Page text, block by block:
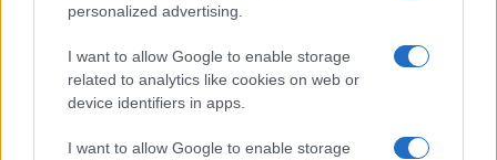
personalized advertising.
I want to allow Google to enable storage
related to analytics like cookies on web or
device identifiers in apps.
I want to allow Google to enable storage